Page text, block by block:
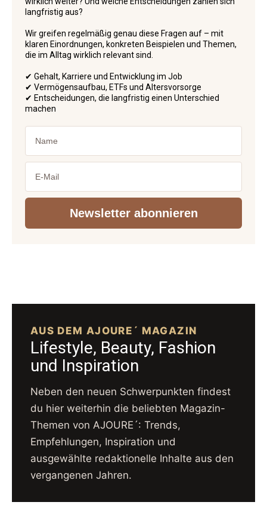
langfristig aus?
Wir greifen regelmäßig genau diese Fragen auf – mit
klaren Einordnungen, konkreten Beispielen und Themen,
die im Alltag wirklich relevant sind.
✔ Gehalt, Karriere und Entwicklung im Job
✔ Vermögensaufbau, ETFs und Altersvorsorge
✔ Entscheidungen, die langfristig einen Unterschied
machen
Name
Email
Newsletter abonnieren
AUS DEM AJOURE´ MAGAZIN
Lifestyle, Beauty, Fashion
und Inspiration
Neben den neuen Schwerpunkten findest
du hier weiterhin die beliebten Magazin-
Themen von AJOURE´: Trends,
Empfehlungen, Inspiration und
ausgewählte redaktionelle Inhalte aus den
vergangenen Jahren.